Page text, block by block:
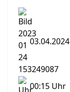
03.04.2024
00:15 Uhr